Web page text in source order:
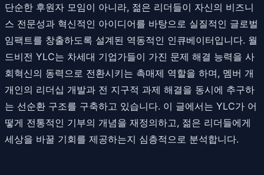
단순한 후원자 모임이 아니라, 젊은 리더들이 자신의 비즈니
스 전문성과 혁신적인 아이디어를 바탕으로 실질적인 글로벌
임팩트를 창출하도록 설계된 역동적인 인큐베이터입니다. 월
드비전 YLC는 차세대 기업가들이 가진 문제 해결 능력을 사
회혁신의 동력으로 전환시키는 촉매제 역할을 하며, 멤버 개
개인의 리더십 개발과 전 지구적 과제 해결을 동시에 추구하
는 선순환 구조를 구축하고 있습니다. 이 글에서는 YLC가 어
떻게 전통적인 기부의 개념을 재정의하고, 젊은 리더들에게
세상을 바꿀 기회를 제공하는지 심층적으로 분석합니다.